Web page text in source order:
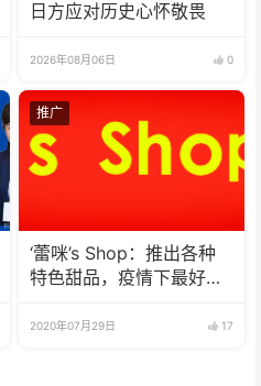
日方应对历史心怀敬畏
2026年08月06日 0
推广
‘蕾咪’s Shop：推出各种
特色甜品，疫情下最好的
2020年07月29日 17